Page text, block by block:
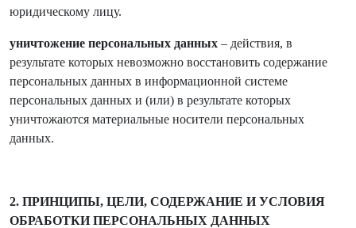
юридическому лицу.
уничтожение персональных данных – действия, в
результате которых невозможно восстановить содержание
персональных данных в информационной системе
персональных данных и (или) в результате которых
уничтожаются материальные носители персональных
данных.
2. ПРИНЦИПЫ, ЦЕЛИ, СОДЕРЖАНИЕ И УСЛОВИЯ
ОБРАБОТКИ ПЕРСОНАЛЬНЫХ ДАННЫХ